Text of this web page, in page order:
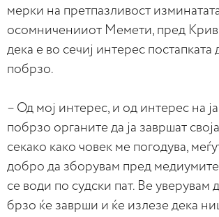
мерки на претпазливост
осомниченииот Мемети, пред
дека е во сечиј интерес
побрзо.
– Од мој интерес, и од интерес на
побрзо органите да ја завршат
секако како човек ме погодува,
добро да зборувам пред медиумите
се води по судски пат. Ве уверувам
брзо ќе заврши и ќе излезе дека